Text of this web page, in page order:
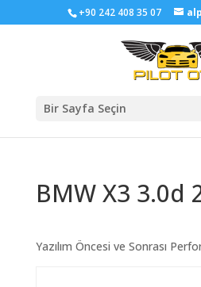
+90 242 408 35 07
Bir Sayfa Seçin
BMW X3 3.0d
Yazılım Öncesi ve Sonrası